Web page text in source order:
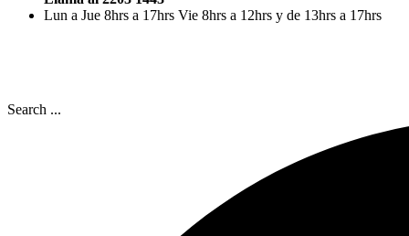
Lun a Jue 8hrs a 17hrs Vie 8hrs a 12hrs y de 13hrs a 17hrs
Search ...